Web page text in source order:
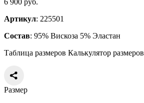
Артикул: 225501
Состав: 95% Вискоза 5% Эластан
Таблица размеров Калькулятор размеров
Размер